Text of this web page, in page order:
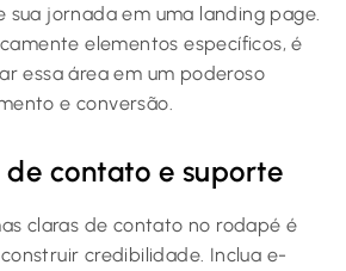
sua jornada em uma landing page.
elementos específicos, é
essa área em um poderoso
e conversão.
contato e suporte
claras de contato no rodapé é
credibilidade. Inclua e-